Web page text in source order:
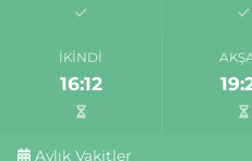
İKINDI
16:12
Aylık Vakitler